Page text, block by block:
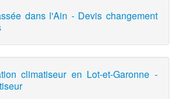
dans l'Ain - Devis changement
climatiseur en Lot-et-Garonne -